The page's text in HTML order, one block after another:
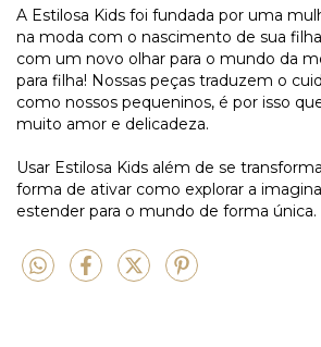
A Estilosa Kids foi fundada por uma
na moda com o nascimento de sua
com um novo olhar para o mundo da
para filha! Nossas peças traduzem o
como nossos pequeninos, é por isso
muito amor e delicadeza.
Usar Estilosa Kids além de se
forma de ativar como explorar a
estender para o mundo de forma única.